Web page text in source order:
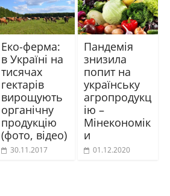
Еко-ферма:
в Україні на
тисячах
гектарів
вирощують
органічну
продукцію
(фото, відео)
30.11.2017
Пандемія
знизила
попит на
українську
агропродукц
ію –
Мінекономік
и
01.12.2020